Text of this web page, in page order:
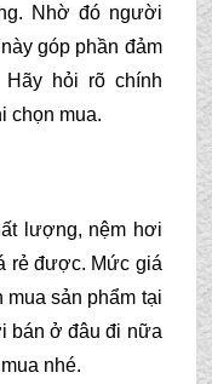
Nhờ đó người
góp phần đảm
hỏi rõ chính
chọn mua.
lượng, nệm hơi
rẻ được. Mức giá
sản phẩm tại
bán ở đâu đi nữa
nhé.